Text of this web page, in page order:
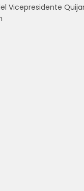
Vicepresidente